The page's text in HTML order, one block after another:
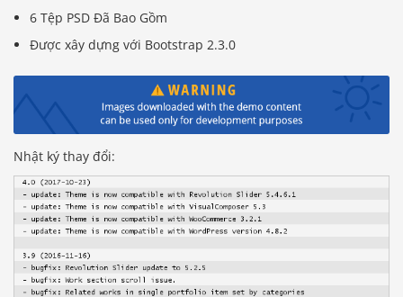
6 Tệp PSD Đã Bao Gồm
Được xây dựng với Bootstrap 2.3.0
Nhật ký thay đổi: